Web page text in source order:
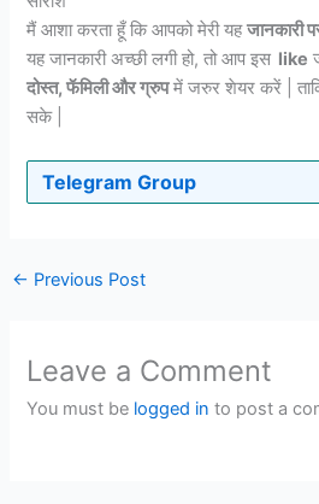
मैं आशा करता हूँ कि आपको मेरी यहजानकारी
यह जानकारी अच्छी लगी हो, तो आप इस like
दोस्त, फॅमिली और ग्रुपमें जरुर शेयर करें |
सके |
Telegram Group
← Previous Post
Leave a Comment
You must be logged in to post a